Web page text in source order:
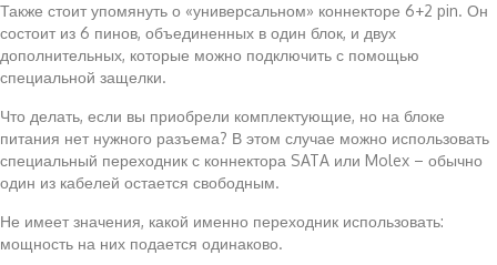
Также стоит упомянуть о «универсальном» коннекторе 6+2 pin. Он
состоит из 6 пинов, объединенных в один блок, и двух
дополнительных, которые можно подключить с помощью
специальной защелки.
Что делать, если вы приобрели комплектующие, но на блоке
питания нет нужного разъема? В этом случае можно использовать
специальный переходник с коннектора SATA или Molex – обычно
один из кабелей остается свободным.
Не имеет значения, какой именно переходник использовать:
мощность на них подается одинаково.